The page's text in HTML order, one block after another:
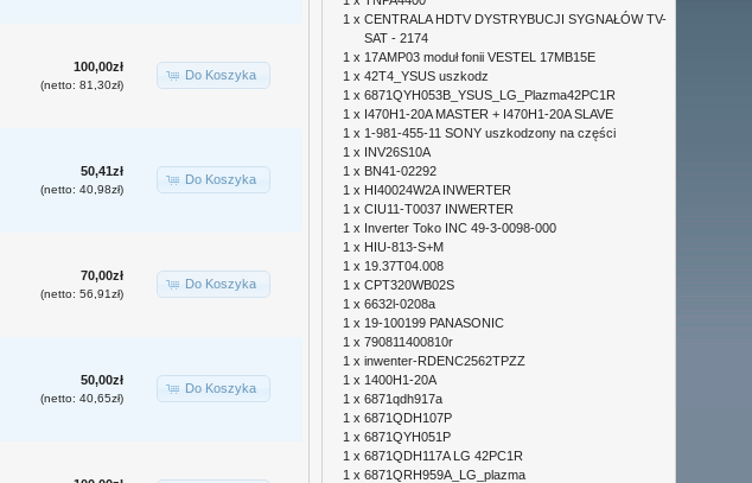
100,00zł
(netto: 81,30zł)
Do Koszyka
50,41zł
(netto: 40,98zł)
Do Koszyka
70,00zł
(netto: 56,91zł)
Do Koszyka
50,00zł
(netto: 40,65zł)
Do Koszyka
1 x CENTRALA HDTV DYSTRYBUCJI SYGNAŁÓW TV-
SAT - 2174
1 x 17AMP03 moduł fonii VESTEL 17MB15E
1 x 42T4_YSUS uszkodz
1 x 6871QYH053B_YSUS_LG_Plazma42PC1R
1 x I470H1-20A MASTER + I470H1-20A SLAVE
1 x 1-981-455-11 SONY uszkodzony na części
1 x
INV26S10A
1 x BN41-02292
1 x HI40024W2A INWERTER
1 x CIU11-T0037 INWERTER
1 x Inverter Toko INC 49-3-0098-000
1 x HIU-813-S+M
1 x 19.37T04.008
1 x CPT320WB02S
1 x 6632l-0208a
1 x 19-100199 PANASONIC
1 x 790811400810r
1 x inwenter-RDENC2562TPZZ
1 x 1400H1-20A
1 x 6871qdh917a
1 x 6871QDH107P
1 x 6871QYH051P
1 x 6871QDH117A LG 42PC1R
1 x 6871QRH959A_LG_plazma